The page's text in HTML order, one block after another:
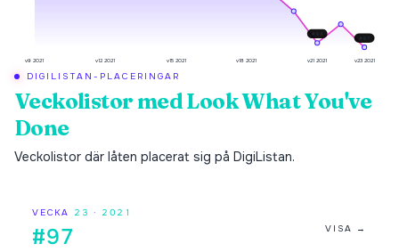
# 94
# 97
v9 2021 v12 2021 v15 2021 v18 2021 v21 2021 v23 2021
DIGILISTAN-PLACERINGAR
Veckolistor medLook What You've
Done
Veckolistor där låten placerat sig på DigiListan.
VECKA 23 · 2021
#97 VISA →